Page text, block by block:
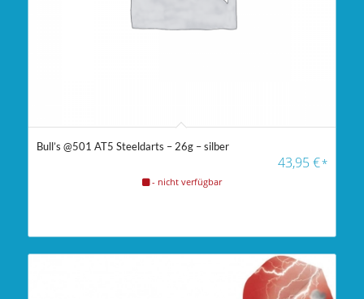
Bull’s @501 AT5 Steeldarts – 26g – silber
43,95€*
- nicht verfügbar